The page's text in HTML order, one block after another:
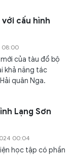
với cấu hình
08:00
của tàu đổ bộ
khả năng tác
quân Nga.
Lạng Sơn
00:04
học tập có phần